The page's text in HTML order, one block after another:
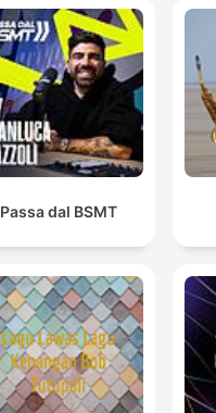
Passa dal BSMT